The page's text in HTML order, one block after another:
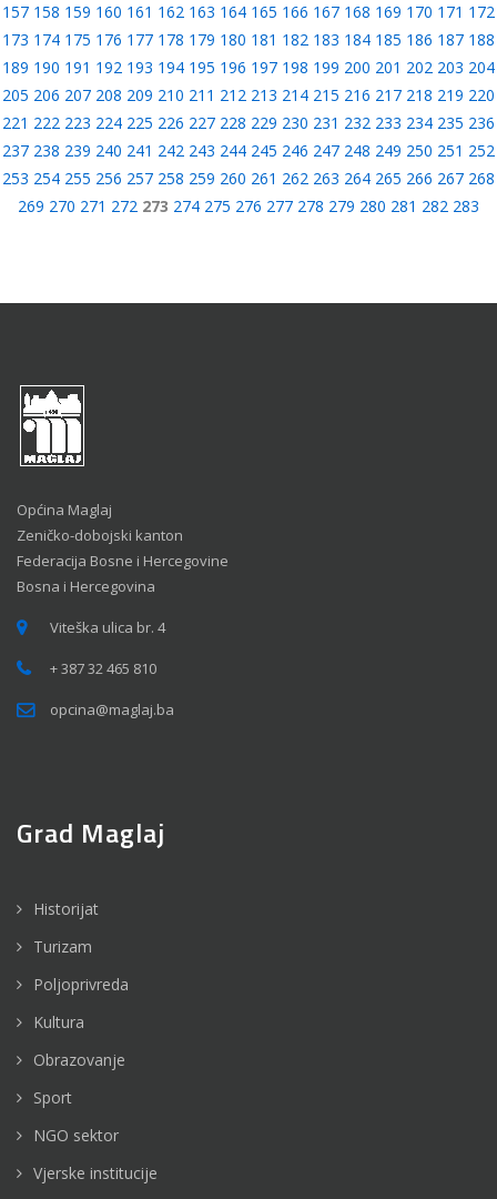
157 158 159 160 161 162 163 164 165 166 167 168 169 170 171 172
173 174 175 176 177 178 179 180 181 182 183 184 185 186 187 188
189 190 191 192 193 194 195 196 197 198 199 200 201 202 203 204
205 206 207 208 209 210 211 212 213 214 215 216 217 218 219 220
221 222 223 224 225 226 227 228 229 230 231 232 233 234 235 236
237 238 239 240 241 242 243 244 245 246 247 248 249 250 251 252
253 254 255 256 257 258 259 260 261 262 263 264 265 266 267 268
269 270 271 272 273 274 275 276 277 278 279 280 281 282 283
Općina Maglaj
Zeničko-dobojski kanton
Federacija Bosne i Hercegovine
Bosna i Hercegovina
Viteška ulica br. 4
+ 387 32 465 810
opcina@maglaj.ba
Grad Maglaj
Historijat
Turizam
Poljoprivreda
Kultura
Obrazovanje
Sport
NGO sektor
Vjerske institucije